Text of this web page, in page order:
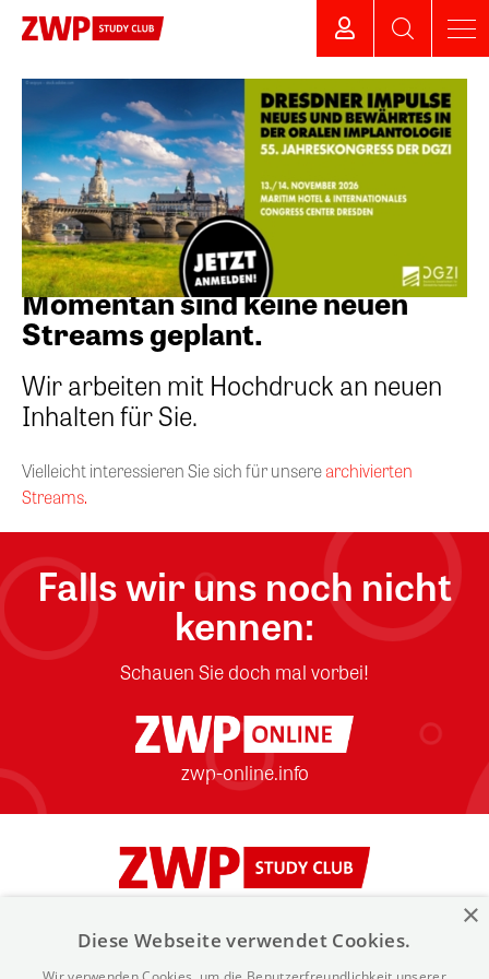
Momentan sind keine neuen
Streams geplant.
Wir arbeiten mit Hochdruck an neuen
Inhalten für Sie.
Vielleicht interessieren Sie sich für unserearchivierten
Streams.
Falls wir uns noch nicht
kennen:
Schauen Sie doch mal vorbei!
zwp-online.info
×
Diese Webseite verwendet Cookies.